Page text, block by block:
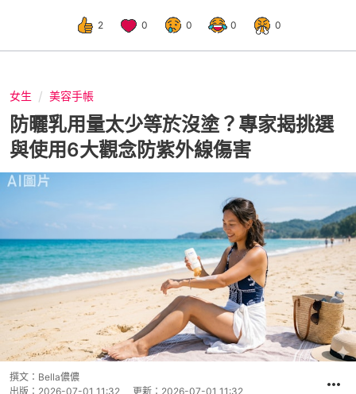
2 0 0 0 0
女生 美容手帳
防曬乳用量太少等於沒塗？專家揭挑選
與使用6大觀念防紫外線傷害
撰文： Bella儂儂
出版： 2026-07-01 11:32 更新： 2026-07-01 11:32